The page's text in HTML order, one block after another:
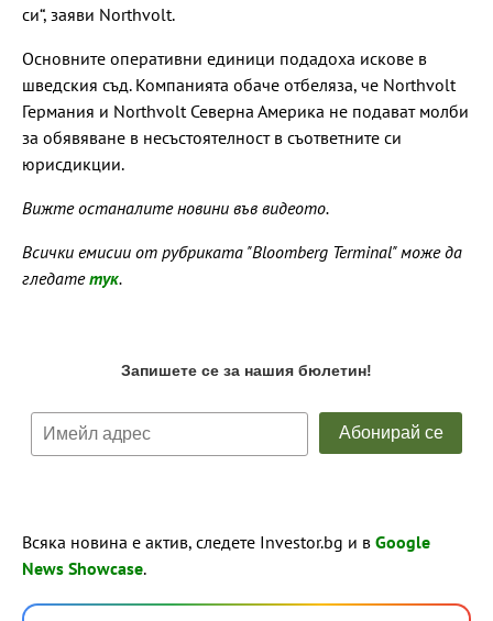
си“, заяви Northvolt.
Основните оперативни единици подадоха искове в
шведския съд. Компанията обаче отбеляза, че Northvolt
Германия и Northvolt Северна Америка не подават молби
за обявяване в несъстоятелност в съответните си
юрисдикции.
Вижте останалите новини във видеото.
Всички емисии от рубриката "Bloomberg Terminal" може да
гледатетук.
Всяка новина е актив, следете Investor.bg и в Google
News Showcase.